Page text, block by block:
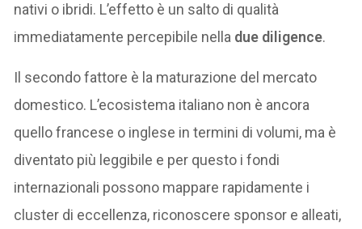
nativi o ibridi. L’effetto è un salto di qualità
immediatamente percepibile nella due diligence.
Il secondo fattore è la maturazione del mercato
domestico. L’ecosistema italiano non è ancora
quello francese o inglese in termini di volumi, ma è
diventato più leggibile e per questo i fondi
internazionali possono mappare rapidamente i
cluster di eccellenza, riconoscere sponsor e alleati,